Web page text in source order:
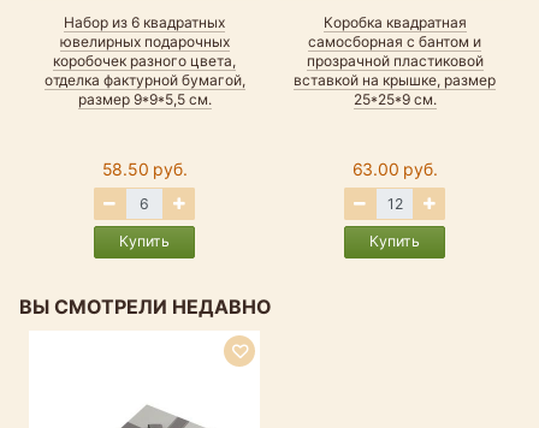
Набор из 6 квадратных
ювелирных подарочных
коробочек разного цвета,
отделка фактурной бумагой,
размер 9*9*5,5 см.
58.50 руб.
Купить
Коробка квадратная
самосборная с бантом и
прозрачной пластиковой
вставкой на крышке, размер
25*25*9 см.
63.00 руб.
Купить
ВЫ СМОТРЕЛИ НЕДАВНО